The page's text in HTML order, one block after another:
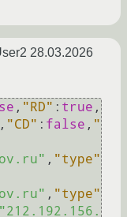
28.03.2026
, "RD" : true ,
, "CD" : false , "
, "type"
, "type"
"212.192.156.